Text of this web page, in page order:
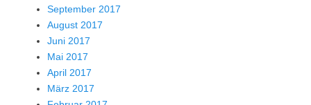
September 2017
August 2017
Juni 2017
Mai 2017
April 2017
März 2017